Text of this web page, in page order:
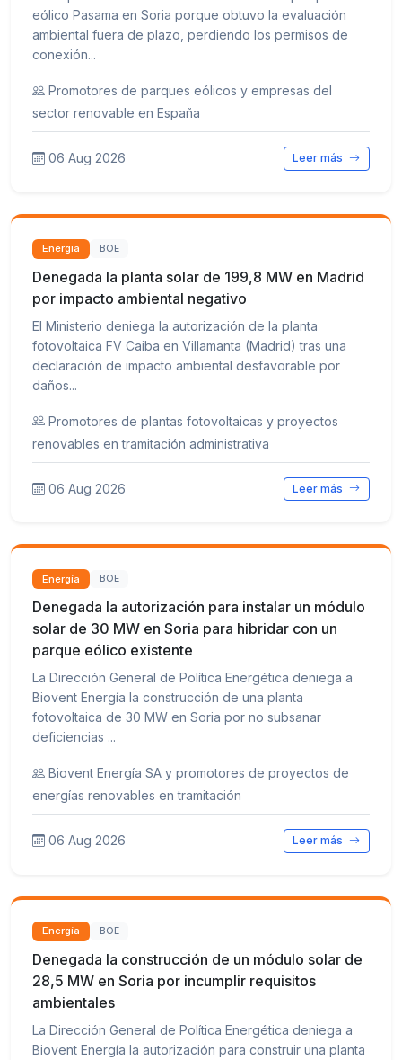
eólico Pasama en Soria porque obtuvo la evaluación
ambiental fuera de plazo, perdiendo los permisos de
conexión...
Promotores de parques eólicos y empresas del
sector renovable en España
06 Aug 2026 Leer más
Energía BOE
Denegada la planta solar de 199,8 MW en Madrid
por impacto ambiental negativo
El Ministerio deniega la autorización de la planta
fotovoltaica FV Caiba en Villamanta (Madrid) tras una
declaración de impacto ambiental desfavorable por
daños...
Promotores de plantas fotovoltaicas y proyectos
renovables en tramitación administrativa
06 Aug 2026 Leer más
Energía BOE
Denegada la autorización para instalar un módulo
solar de 30 MW en Soria para hibridar con un
parque eólico existente
La Dirección General de Política Energética deniega a
Biovent Energía la construcción de una planta
fotovoltaica de 30 MW en Soria por no subsanar
deficiencias ...
Biovent Energía SA y promotores de proyectos de
energías renovables en tramitación
06 Aug 2026 Leer más
Energía BOE
Denegada la construcción de un módulo solar de
28,5 MW en Soria por incumplir requisitos
ambientales
La Dirección General de Política Energética deniega a
Biovent Energía la autorización para construir una planta